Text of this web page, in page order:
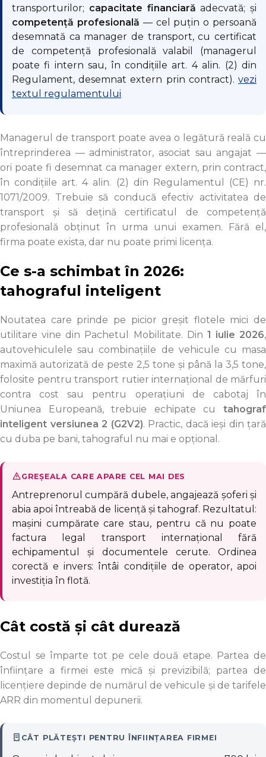
transporturilor; capacitate financiară adecvată; și
competență profesională — cel puțin o persoană
desemnată ca manager de transport, cu certificat
de competență profesională valabil (managerul
poate fi intern sau, în condițiile art. 4 alin. (2) din
Regulament, desemnat extern prin contract). vezi
textul regulamentului
Managerul de transport poate avea o legătură reală cu
întreprinderea — administrator, asociat sau angajat —
ori poate fi desemnat ca manager extern, prin contract,
în condițiile art. 4 alin. (2) din Regulamentul (CE) nr.
1071/2009. Trebuie să conducă efectiv activitatea de
transport și să dețină certificatul de competență
profesională obținut în urma unui examen. Fără el,
firma poate exista, dar nu poate primi licența.
Ce s-a schimbat în 2026:
tahograful inteligent
Noutatea care prinde pe picior greșit flotele mici de
utilitare vine din Pachetul Mobilitate. Din 1 iulie 2026,
autovehiculele sau combinațiile de vehicule cu masa
maximă autorizată de peste 2,5 tone și până la 3,5 tone,
folosite pentru transport rutier internațional de mărfuri
contra cost sau pentru operațiuni de cabotaj în
Uniunea Europeană, trebuie echipate cu tahograf
inteligent versiunea 2 (G2V2). Practic, dacă ieși din țară
cu duba pe bani, tahograful nu mai e opțional.
GREȘEALA CARE APARE CEL MAI DES
Antreprenorul cumpără dubele, angajează șoferi și
abia apoi întreabă de licență și tahograf. Rezultatul:
mașini cumpărate care stau, pentru că nu poate
factura legal transport internațional fără
echipamentul și documentele cerute. Ordinea
corectă e invers: întâi condițiile de operator, apoi
investiția în flotă.
Cât costă și cât durează
Costul se împarte tot pe cele două etape. Partea de
înființare a firmei este mică și previzibilă; partea de
licențiere depinde de numărul de vehicule și de tarifele
ARR din momentul depunerii.
CÂT PLĂTEȘTI PENTRU ÎNFIINȚAREA FIRMEI